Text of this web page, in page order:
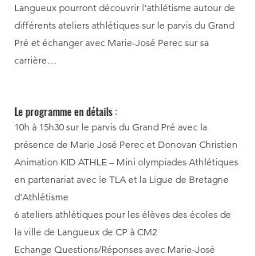
Langueux pourront découvrir l’athlétisme autour de
différents ateliers athlétiques sur le parvis du Grand
Pré et échanger avec Marie-José Perec sur sa
carrière…
Le programme en détails :
10h à 15h30 sur le parvis du Grand Pré avec la
présence de Marie José Perec et Donovan Christien
Animation KID ATHLE – Mini olympiades Athlétiques
en partenariat avec le TLA et la Ligue de Bretagne
d’Athlétisme
6 ateliers athlétiques pour les élèves des écoles de
la ville de Langueux de CP à CM2
Echange Questions/Réponses avec Marie-José